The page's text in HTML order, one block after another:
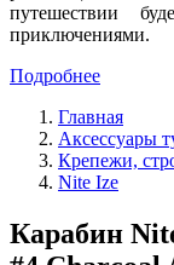
путешествии
приключениями.
Подробнее
Главная
Аксессуары
Крепежи,
Nite Ize
Карабин